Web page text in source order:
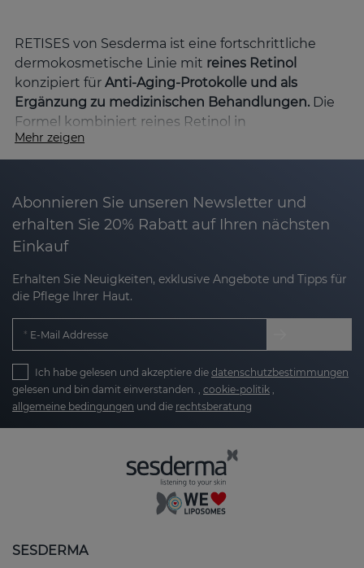
RETISES von Sesderma ist eine fortschrittliche
dermokosmetische Linie mit reines Retinol
konzipiert für Anti-Aging-Protokolle und als
Ergänzung zu medizinischen Behandlungen. Die
Formel kombiniert reines Retinol in
unterschiedlichen Konzentrationen mit Anti-
Aging-Wirkstoffen wie Glykoprotein aus der
Feuchtigkeitsspendern wie Hyaluronsäure. Diese
Wirkstoffsynergie bekämpft wirksam die Zeichen
der Hautalterung und verbessert Hautstruktur,
Warum RETISES wählen?
RETISES wurde entwickelt, um mehrere
Hautprobleme zu behandeln:
Reduziert Fältchen und feine Linien
stimuliert die Kollagenproduktion, glättet
vorhandene Fältchen und beugt der
Entstehung neuer Fältchen vor.
Gleicht den Hautton aus und reduziert
: Vitamin C hilft, Flecken aufzuhellen
und den Hautton auszugleichen. Verbessert
Wirkstoffkombination stärkt die Hautstruktur
Mehr zeigen
Abonnieren Sie unseren Newsletter und
erhalten Sie 20% Rabatt auf Ihren nächsten
Einkauf
Erhalten Sie Neuigkeiten, exklusive Angebote und Tipps für
die Pflege Ihrer Haut.
E-Mail Addresse
Ich habe gelesen und akzeptiere die datenschutzbestimmungen
gelesen und bin damit einverstanden. , cookie-politik ,
allgemeine bedingungen und die rechtsberatung
SESDERMA